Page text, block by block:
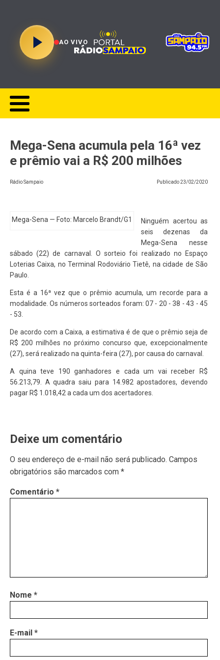
AO VIVO
Mega-Sena acumula pela 16ª vez
e prêmio vai a R$ 200 milhões
Rádio Sampaio Publicado23/02/2020
Mega-Sena — Foto: Marcelo Brandt/G1
Ninguém acertou as
seis dezenas da
Mega-Sena nesse
sábado (22) de carnaval. O sorteio foi realizado no Espaço
Loterias Caixa, no Terminal Rodoviário Tietê, na cidade de São
Paulo.
Esta é a 16ª vez que o prêmio acumula, um recorde para a
modalidade. Os números sorteados foram: 07 - 20 - 38 - 43 - 45
- 53.
De acordo com a Caixa, a estimativa é de que o prêmio seja de
R$ 200 milhões no próximo concurso que, excepcionalmente
(27), será realizado na quinta-feira (27), por causa do carnaval.
A quina teve 190 ganhadores e cada um vai receber R$
56.213,79. A quadra saiu para 14.982 apostadores, devendo
pagar R$ 1.018,42 a cada um dos acertadores.
Deixe um comentário
O seu endereço de e-mail não será publicado. Campos
obrigatórios são marcados com *
Comentário *
Nome *
E-mail *